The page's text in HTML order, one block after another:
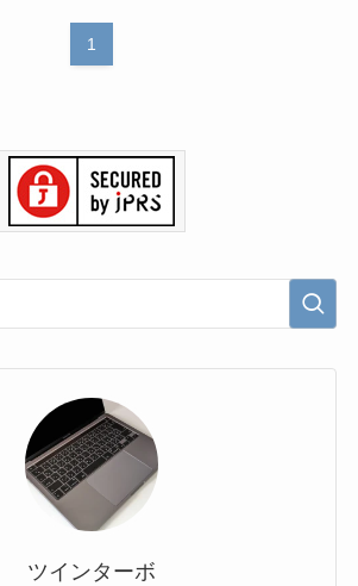
1
ツインターボ